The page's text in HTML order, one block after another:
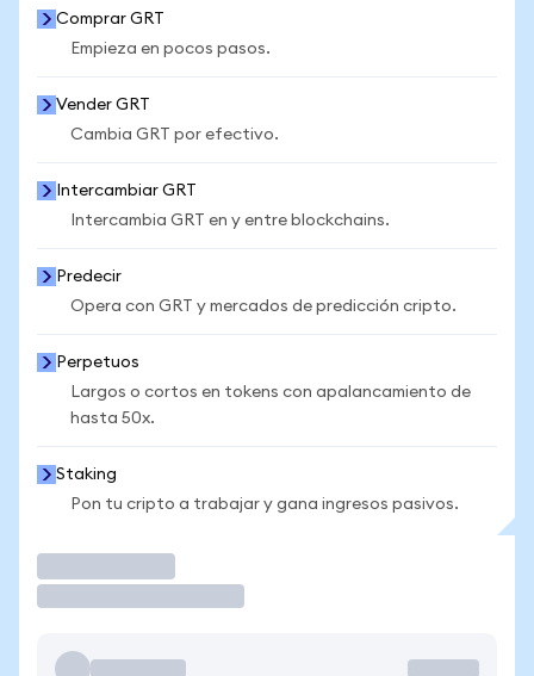
Comprar GRT
Empieza en pocos pasos.
Vender GRT
Cambia GRT por efectivo.
Intercambiar GRT
Intercambia GRT en y entre blockchains.
Predecir
Opera con GRT y mercados de predicción cripto.
Perpetuos
Largos o cortos en tokens con apalancamiento de
hasta 50x.
Staking
Pon tu cripto a trabajar y gana ingresos pasivos.